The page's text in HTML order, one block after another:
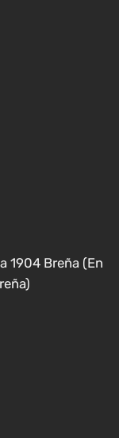
1904 Breña (En